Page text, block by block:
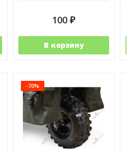
100 ₽
В корзину
-70%